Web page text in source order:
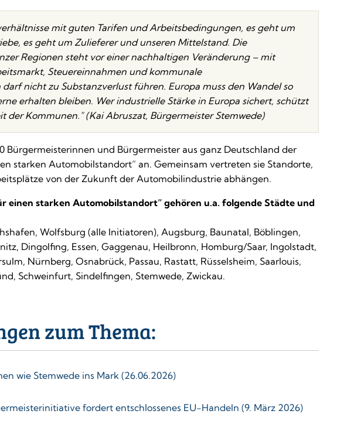
mit guten Tarifen und Arbeitsbedingungen, es geht um
es geht um Zulieferer und unseren Mittelstand. Die
Regionen steht vor einer nachhaltigen Veränderung – mit
Steuereinnahmen und kommunale
nicht zu Substanzverlust führen. Europa muss den Wandel so
erhalten bleiben. Wer industrielle Stärke in Europa sichert, schützt
der Kommunen." (Kai Abruszat, Bürgermeister Stemwede)
Bürgermeisterinnen und Bürgermeister aus ganz Deutschland der
starken Automobilstandort“ an. Gemeinsam vertreten sie Standorte,
von der Zukunft der Automobilindustrie abhängen.
einen starken Automobilstandort“ gehören u.a. folgende Städte und
Wolfsburg (alle Initiatoren), Augsburg, Baunatal, Böblingen,
Dingolfing, Essen, Gaggenau, Heilbronn, Homburg/Saar, Ingolstadt,
Nürnberg, Osnabrück, Passau, Rastatt, Rüsselsheim, Saarlouis,
Schweinfurt, Sindelfingen, Stemwede, Zwickau.
zum Thema:
wie Stemwede ins Mark (26.06.2026)
fordert entschlossenes EU-Handeln (9. März 2026)